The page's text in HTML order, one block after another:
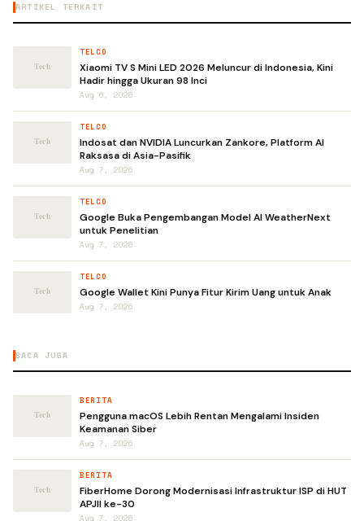
ARTIKEL TERKAIT
TELCO
Xiaomi TV S Mini LED 2026 Meluncur di Indonesia, Kini
Hadir hingga Ukuran 98 Inci
Aug 6, 2026
TELCO
Indosat dan NVIDIA Luncurkan Zankore, Platform AI
Raksasa di Asia-Pasifik
Aug 7, 2026
TELCO
Google Buka Pengembangan Model AI WeatherNext
untuk Penelitian
Aug 7, 2026
TELCO
Google Wallet Kini Punya Fitur Kirim Uang untuk Anak
Aug 7, 2026
BACA JUGA
BERITA
Pengguna macOS Lebih Rentan Mengalami Insiden
Keamanan Siber
Aug 7, 2026
BERITA
FiberHome Dorong Modernisasi Infrastruktur ISP di HUT
APJII ke-30
Aug 7, 2026